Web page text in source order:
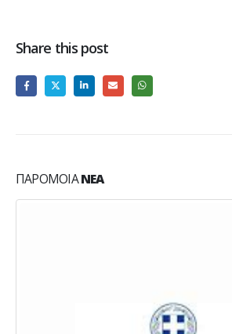
Share this post
ΠΑΡΌΜΟΙΑΝΈΑ